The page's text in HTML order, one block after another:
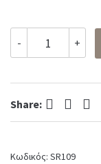
was:
5,00
-
ΡΑΦΙΩΝ
ΜΑΥΡΕΣ
+
Share: Facebook Twitter Pinterest
Κωδικός: SR109